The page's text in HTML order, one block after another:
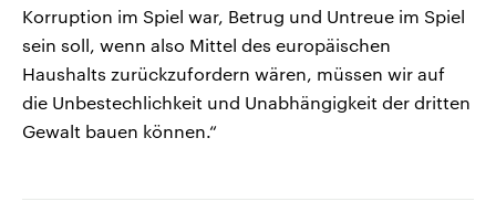
Korruption im Spiel war, Betrug und Untreue im Spiel
sein soll, wenn also Mittel des europäischen
Haushalts zurückzufordern wären, müssen wir auf
die Unbestechlichkeit und Unabhängigkeit der dritten
Gewalt bauen können.“